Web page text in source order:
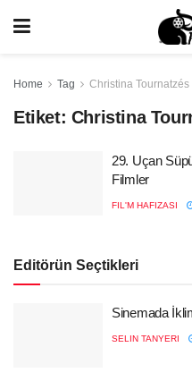
Home Tag Christina Tournatzés
Etiket: Christina
29. Uçan
Filmler
FIL'M HAFIZASI
Editörün Seçtikleri
Sinemada
SELIN TANYERI